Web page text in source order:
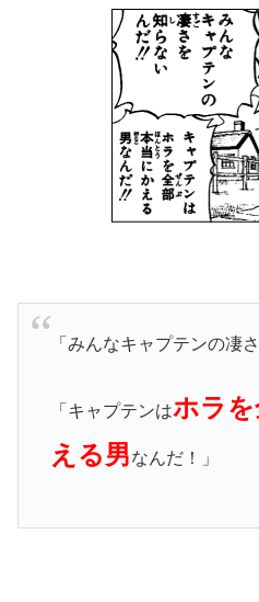
「みんなキャプテンの凄
「キャプテンはホラ
える男なんだ！」